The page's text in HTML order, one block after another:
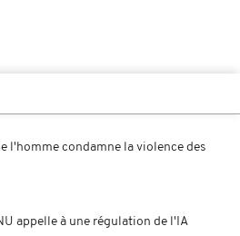
l'homme condamne la violence des
appelle à une régulation de l'IA